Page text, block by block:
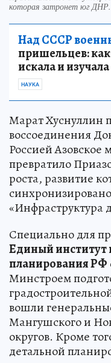
которая затронет юг
Над СССР
пришельцев: как
искала и
НАУКА
Марат Хуснуллин
воссоединения
Россией Азовское
превратило
роста, развитие
«Инфраструктура
Специально для
Единый институт
планирования РФ
Минстроем
вошли
Мангушского и
округов. Кроме
детальной